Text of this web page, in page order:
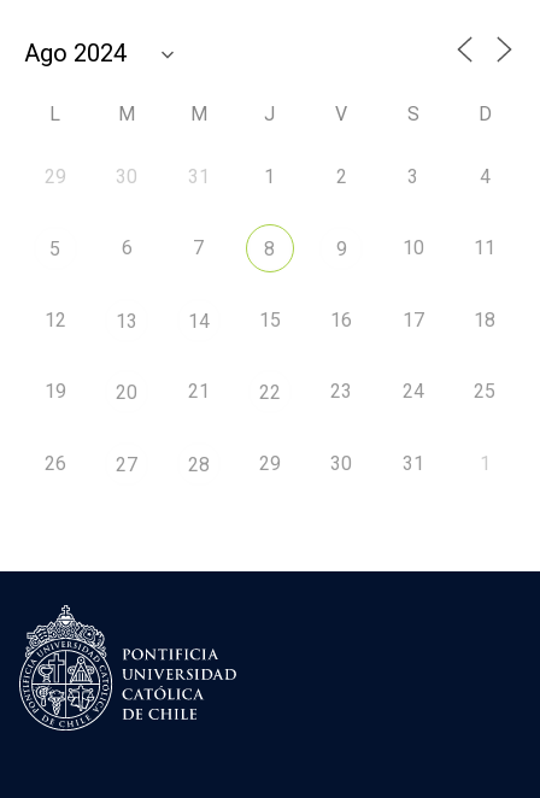
L M M J V S D
29 30 31 1 2 3 4
5 6 7 8 9 10 11
12 13 14 15 16 17 18
19 20 21 22 23 24 25
26 27 28 29 30 31 1